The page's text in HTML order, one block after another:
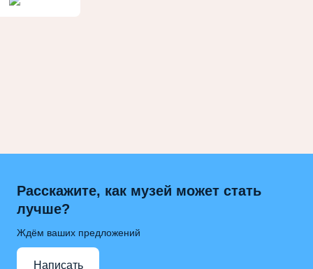
Расскажите, как музей может стать
лучше?
Ждём ваших предложений
Написать